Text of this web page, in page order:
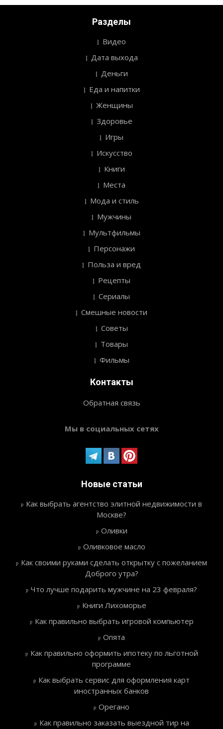
Разделы
Видео
Дата выхода
Деньги
Еда и напитки
Женщины
Здоровье
Игры
Искусство
Книги
Места
Мода и стиль
Мужчины
Мультфильмы
Персонажи
Польза и вред
Рецепты
Сериалы
Смешные новости
Советы
Товары
Фильмы
Контакты
Обратная связь
Мы в социальных сетях
Новые статьи
Как выбрать агентство элитной недвижимости в
Москве?
Оливки
Оливковое масло
Как своими руками сделать открытку с пожеланием
Доброго утра?
Что лучше подарить мужчине на 23 февраля?
Книги Лихоморье
Как правильно выбрать игровой компьютер
Опята
Как правильно оформить ипотеку по льготной
программе
Как выбрать сервис для оформления карт
иностранных банков
Орегано
Как правильно заказать выездной тир на